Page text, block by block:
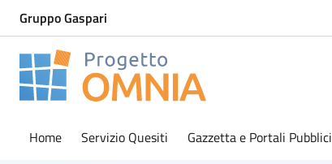
Gruppo Gaspari
Progetto Omnia
Home Servizio Quesiti Gazzetta e Portali Pubblici